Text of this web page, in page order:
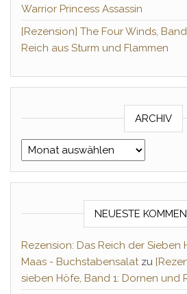
Warrior Princess Assassin
[Rezension] The Four Winds,
Reich aus Sturm und Flammen
ARCHIV
Archiv
NEUESTE
Rezension: Das Reich der Sieben
Maas - Buchstabensalatzu
sieben Höfe, Band 1: Dornen und